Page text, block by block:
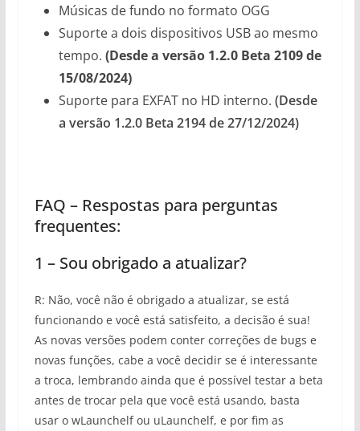
Músicas de fundo no formato OGG
Suporte a dois dispositivos USB ao mesmo
tempo. (Desde a versão 1.2.0 Beta 2109 de
15/08/2024)
Suporte para EXFAT no HD interno. (Desde
a versão 1.2.0 Beta 2194 de 27/12/2024)
FAQ – Respostas para perguntas
frequentes:
1 – Sou obrigado a atualizar?
R: Não, você não é obrigado a atualizar, se está
funcionando e você está satisfeito, a decisão é sua!
As novas versões podem conter correções de bugs e
novas funções, cabe a você decidir se é interessante
a troca, lembrando ainda que é possível testar a beta
antes de trocar pela que você está usando, basta
usar o wLaunchelf ou uLaunchelf, e por fim as